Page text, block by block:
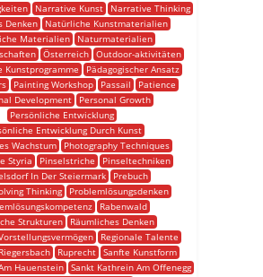
Narrative Kunst
Narrative Thinking
Denken
Natürliche Kunstmaterialien
Materialien
Naturmaterialien
Österreich
Outdoor-aktivitäten
Kunstprogramme
Pädagogischer Ansatz
Painting Workshop Passail
Patience
Development
Personal Growth
Persönliche Entwicklung
Entwicklung Durch Kunst
Wachstum
Photography Techniques
Styria
Pinselstriche
Pinseltechniken
In Der Steiermark
Prebuch
Thinking
Problemlösungsdenken
Rabenwald
Strukturen
Räumliches Denken
Regionale Talente
Riegersbach Ruprecht
Sanfte Kunstform
Hauenstein Sankt Kathrein Am Offenegg